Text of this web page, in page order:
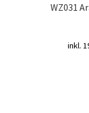
WZ031
inkl.